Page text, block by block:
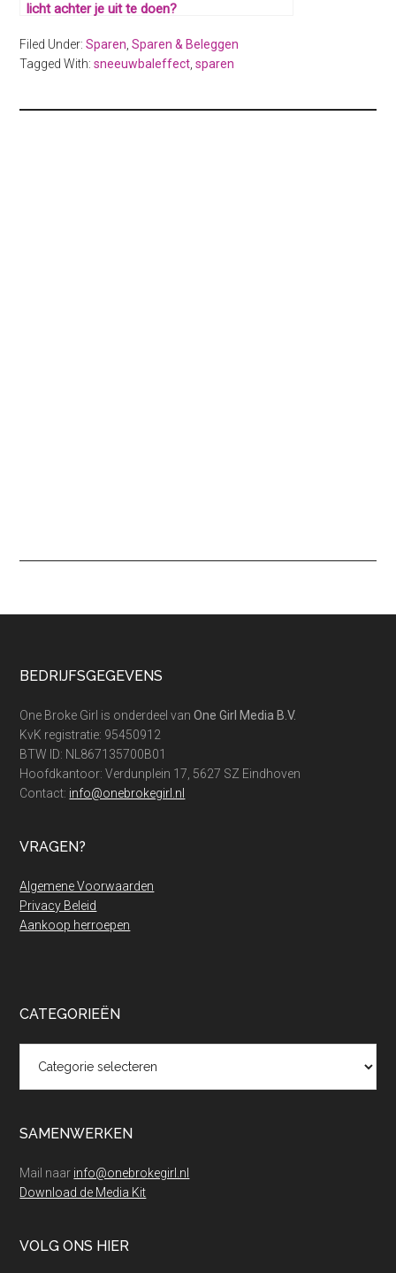
licht achter je uit te doen?
Filed Under:Sparen ,Sparen & Beleggen
Tagged With:sneeuwbaleffect ,sparen
Footer
BEDRIJFSGEGEVENS
One Broke Girl is onderdeel vanOne Girl Media B.V.
KvK registratie: 95450912
BTW ID: NL867135700B01
Hoofdkantoor: Verdunplein 17, 5627 SZ Eindhoven
Contact: info@onebrokegirl.nl
VRAGEN?
Algemene Voorwaarden
Privacy Beleid
Aankoop herroepen
CATEGORIEËN
SAMENWERKEN
Mail naar info@onebrokegirl.nl
Download de Media Kit
VOLG ONS HIER